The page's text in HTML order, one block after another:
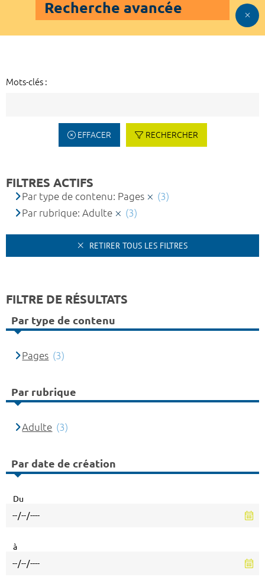
Recherche avancée
Mots-clés :
EFFACER RECHERCHER
FILTRES ACTIFS
Par type de contenu: Pages
(3)
Par rubrique: Adulte
(3)
RETIRER TOUS LES FILTRES
FILTRE DE RÉSULTATS
Par type de contenu
Pages (3)
Par rubrique
Adulte (3)
Par date de création
Du
à